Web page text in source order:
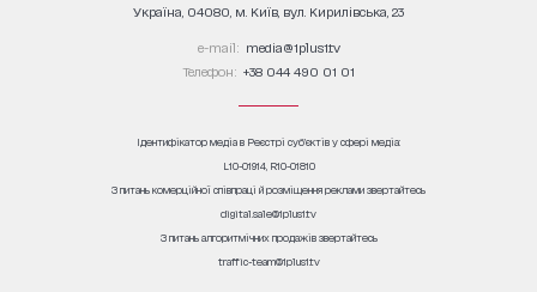
Україна, 04080, м. Київ, вул. Кирилівська, 23
е-mail: media@1plus1.tv
Телефон: +38 044 490 01 01
Ідентифікатор медіа в Реєстрі суб’єктів у сфері медіа:
L10-01914, R10-01810
З питань комерційної співпраці й розміщення реклами звертайтесь
digital.sale@1plus1.tv
З питань алгоритмічних продажів звертайтесь
traffic-team@1plus1.tv